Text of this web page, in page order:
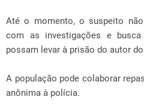
Até o momento, o suspeito
com as investigações e
possam levar à prisão do autor
A população pode colaborar
anônima à polícia.